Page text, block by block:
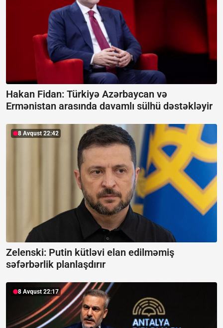
Hakan Fidan: Türkiyə Azərbaycan və
Ermənistan arasında davamlı sülhü dəstəkləyir
8 Avqust 22:42
Zelenski: Putin kütləvi elan edilməmiş
səfərbərlik planlaşdırır
8 Avqust 22:17